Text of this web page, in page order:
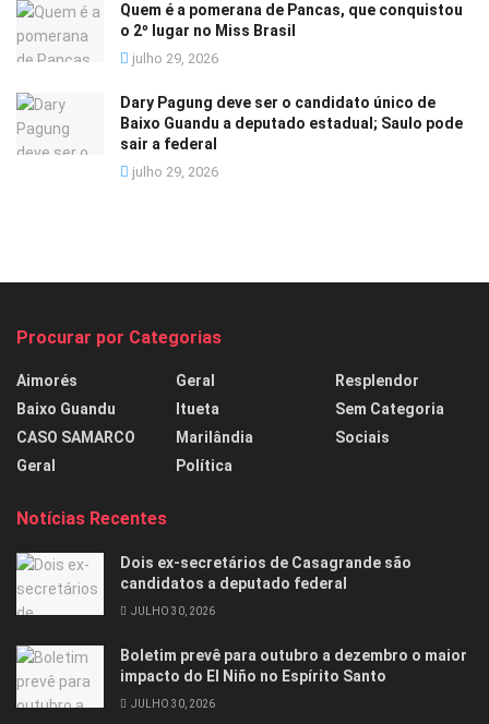
Quem é a pomerana de Pancas, que conquistou
o 2º lugar no Miss Brasil
julho 29, 2026
Dary Pagung deve ser o candidato único de
Baixo Guandu a deputado estadual; Saulo pode
sair a federal
julho 29, 2026
Procurar por Categorias
Aimorés
Baixo Guandu
CASO SAMARCO
Geral
Geral
Itueta
Marilândia
Política
Resplendor
Sem Categoria
Sociais
Notícias Recentes
Dois ex-secretários de Casagrande são
candidatos a deputado federal
JULHO 30, 2026
Boletim prevê para outubro a dezembro o maior
impacto do El Niño no Espírito Santo
JULHO 30, 2026